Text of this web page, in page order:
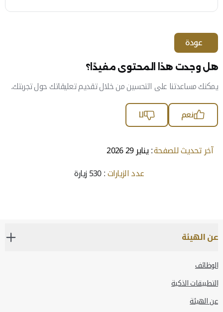
عودة
هل وجدت هذا المحتوى مفيدًا؟
يمكنك مساعدتنا على التحسين من خلال تقديم تعليقاتك حول تجربتك.
نعم
لا
آخر تحديث للصفحة: يناير 29 2026
عدد الزيارات: 530 زيارة
عن الهيئة
الوظائف
التطبيقات الذكية
عن الهيئة